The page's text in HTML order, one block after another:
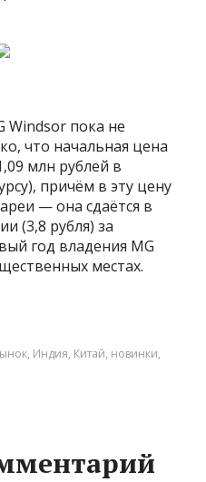
Windsor пока не
что начальная цена
млн рублей в
причём в эту цену
— она сдаётся в
(3,8 рубля) за
год владения MG
местах.
, Индия, Китай, новинки,